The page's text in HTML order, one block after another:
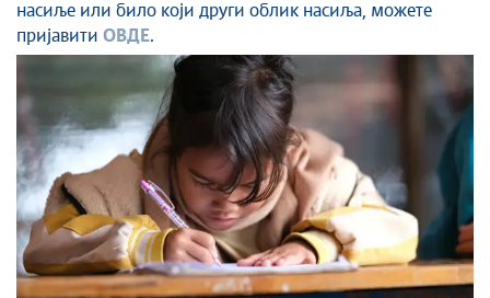
насиље или било који други облик насиља, можете
пријавити ОВДЕ.